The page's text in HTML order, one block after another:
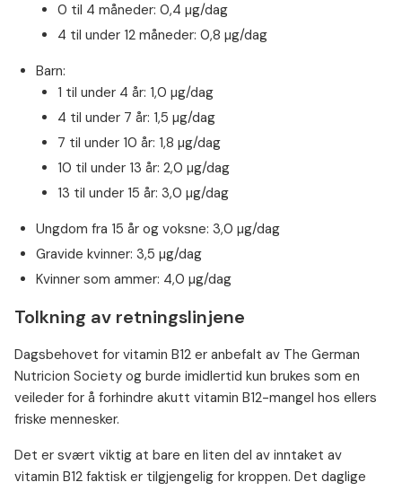
0 til 4 måneder: 0,4 µg/dag
4 til under 12 måneder: 0,8 µg/dag
Barn:
1 til under 4 år: 1,0 µg/dag
4 til under 7 år: 1,5 µg/dag
7 til under 10 år: 1,8 µg/dag
10 til under 13 år: 2,0 µg/dag
13 til under 15 år: 3,0 µg/dag
Ungdom fra 15 år og voksne: 3,0 µg/dag
Gravide kvinner: 3,5 µg/dag
Kvinner som ammer: 4,0 µg/dag
Tolkning av retningslinjene
Dagsbehovet for vitamin B12 er anbefalt av The German
Nutricion Society og burde imidlertid kun brukes som en
veileder for å forhindre akutt vitamin B12-mangel hos ellers
friske mennesker.
Det er svært viktig at bare en liten del av inntaket av
vitamin B12 faktisk er tilgjengelig for kroppen. Det daglige